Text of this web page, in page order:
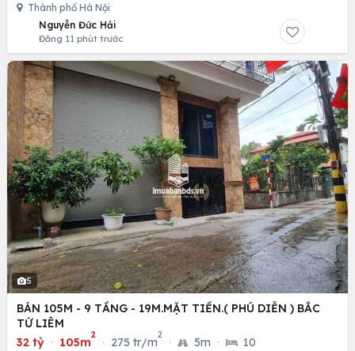
Thành phố Hà Nội
Nguyễn Đức Hải
Đăng 11 phút trước
5
BÁN 105M - 9 TẦNG - 19M.MẶT TIỀN.( PHÚ DIỄN ) BẮC
TỪ LIÊM
32 tỷ · 105m
2
· 275 tr/m
2
· 5m · 10